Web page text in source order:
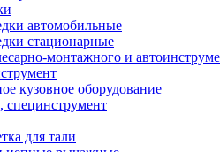
автомобильные
стационарные
монтажного и
кузовное оборудование
для тали